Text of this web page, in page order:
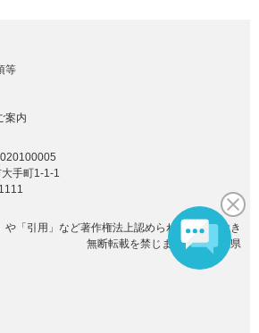
等
案内
手町1-1-1
や「引用」など著作権法上認められた場合を除き
無断転載を禁じます。(C)群馬県